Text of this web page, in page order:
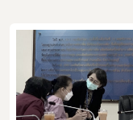
covid